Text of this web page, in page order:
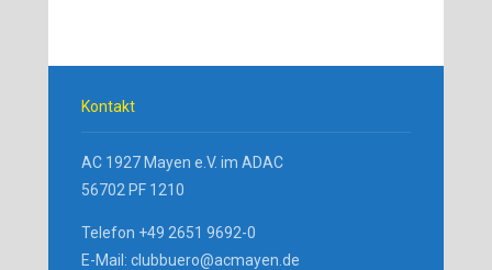
Kontakt
AC 1927 Mayen e.V. im ADAC
56702 PF 1210
Telefon +49 2651 9692-0
E-Mail: clubbuero@acmayen.de